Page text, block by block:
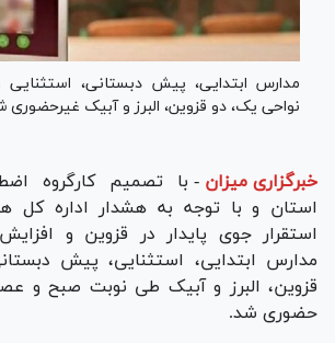
مدارس ابتدایی، پیش دبستانی،
نواحی یک، دو قزوین، البرز و آبیک غیرحضوری
خبرگزاری میزان - با تصمیم کارگروه
استان و با توجه به هشدار اداره کل
استقرار جوی پایدار در قزوین و
مدارس ابتدایی، استثنایی، پیش
قزوین، البرز و آبیک طی نوبت صبح و
حضوری شد.